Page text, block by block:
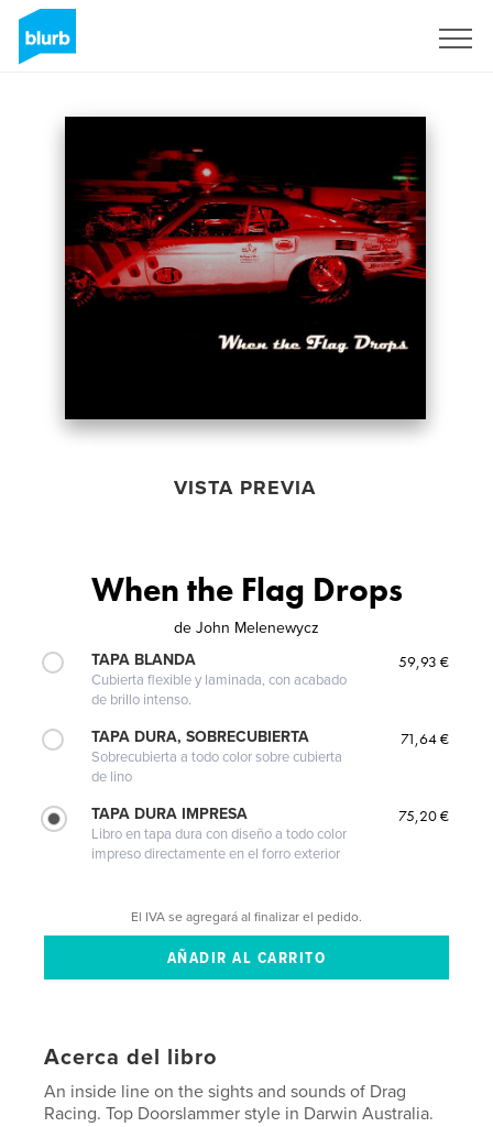
VISTA PREVIA
When the Flag Drops
de John Melenewycz
TAPA BLANDA
Cubierta flexible y laminada, con acabado
de brillo intenso.
59,93 €
TAPA DURA, SOBRECUBIERTA
Sobrecubierta a todo color sobre cubierta
de lino
71,64 €
TAPA DURA IMPRESA
Libro en tapa dura con diseño a todo color
impreso directamente en el forro exterior
75,20 €
El IVA se agregará al finalizar el pedido.
Acerca del libro
An inside line on the sights and sounds of Drag
Racing. Top Doorslammer style in Darwin Australia.